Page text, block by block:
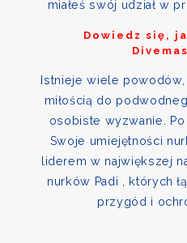
miałeś swój udział w
Dowiedz się,
Istnieje wiele
miłością do
osobiste wyzwanie.
Swoje umiejętności
liderem w największej
nurków Padi , których
przygód i